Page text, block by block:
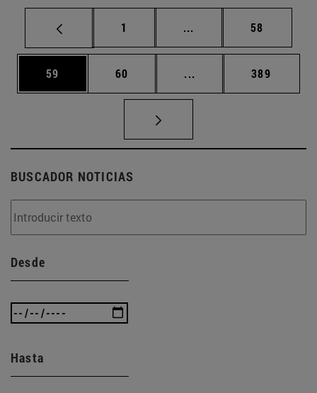
Página
1 ... Páginas intermedias
Página
58
Página
59 Página
60 ... Páginas intermedias
Página
389
BUSCADOR NOTICIAS
Desde
Hasta